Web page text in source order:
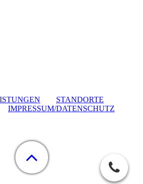
STANDORTE
IMPRESSUM/DATENSCHUTZ